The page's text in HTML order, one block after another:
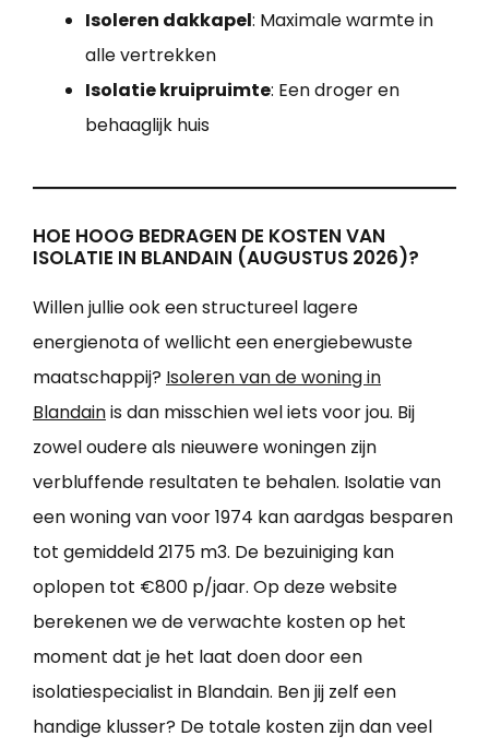
Isoleren dakkapel: Maximale warmte in
alle vertrekken
Isolatie kruipruimte: Een droger en
behaaglijk huis
HOE HOOG BEDRAGEN DE KOSTEN VAN
ISOLATIE IN BLANDAIN (AUGUSTUS 2026)?
Willen jullie ook een structureel lagere
energienota of wellicht een energiebewuste
maatschappij? Isoleren van de woning in
Blandainis dan misschien wel iets voor jou. Bij
zowel oudere als nieuwere woningen zijn
verbluffende resultaten te behalen. Isolatie van
een woning van voor 1974 kan aardgas besparen
tot gemiddeld 2175 m3. De bezuiniging kan
oplopen tot €800 p/jaar. Op deze website
berekenen we de verwachte kosten op het
moment dat je het laat doen door een
isolatiespecialist in Blandain. Ben jij zelf een
handige klusser? De totale kosten zijn dan veel